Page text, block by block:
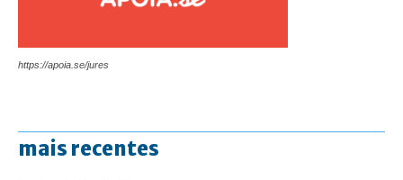
https://apoia.se/jures
mais recentes